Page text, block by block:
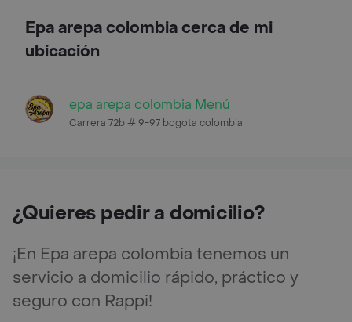
Epa arepa colombia cerca de mi
ubicación
epa arepa colombia Menú
Carrera 72b # 9-97 bogota colombia
¿Quieres pedir a domicilio?
¡En Epa arepa colombia tenemos un
servicio a domicilio rápido, práctico y
seguro con Rappi!